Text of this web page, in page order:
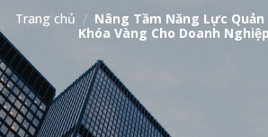
Trang chủ / Nâng Tầm Năng Lực Quản
Khóa Vàng Cho Doanh